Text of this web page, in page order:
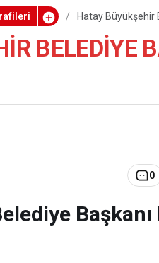
Hatay Büyükşehir
BELEDIYE
0